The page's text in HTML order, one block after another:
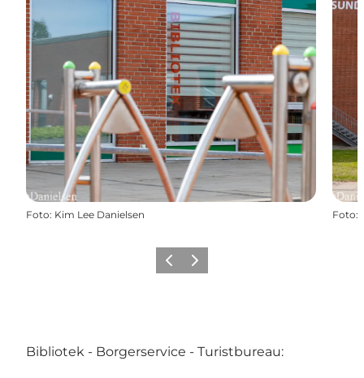
Foto: Kim Lee Danielsen Foto:
ForrigeNæste
Bibliotek - Borgerservice - Turistbureau: